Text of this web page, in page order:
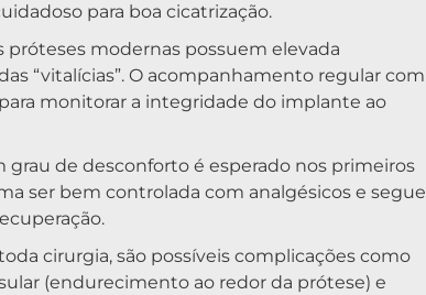
para boa cicatrização.
próteses modernas possuem elevada
“vitalícias”. O acompanhamento regular com
monitorar a integridade do implante ao
grau de desconforto é esperado nos primeiros
ser bem controlada com analgésicos e segue
cirurgia, são possíveis complicações como
(endurecimento ao redor da prótese) e